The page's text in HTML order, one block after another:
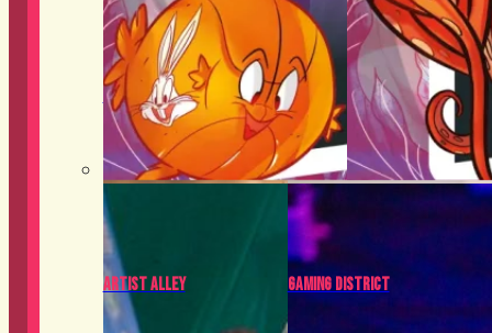
Food District Cosplay
Artist Alley Gaming District